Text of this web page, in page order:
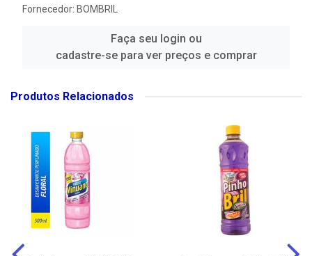
Fornecedor: BOMBRIL
Faça seu login ou
cadastre-se para ver preços e comprar
Produtos Relacionados